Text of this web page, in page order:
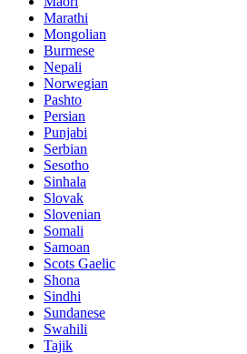
Marathi
Mongolian
Burmese
Nepali
Norwegian
Pashto
Persian
Punjabi
Serbian
Sesotho
Sinhala
Slovak
Slovenian
Somali
Samoan
Scots Gaelic
Shona
Sindhi
Sundanese
Swahili
Tajik